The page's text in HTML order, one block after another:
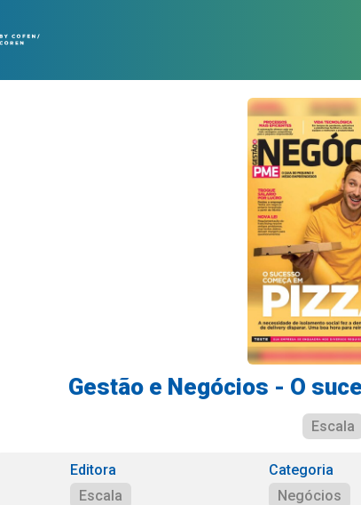
Gestão e Negócios - O
Escala
Editora
Escala
Categoria
Negócios